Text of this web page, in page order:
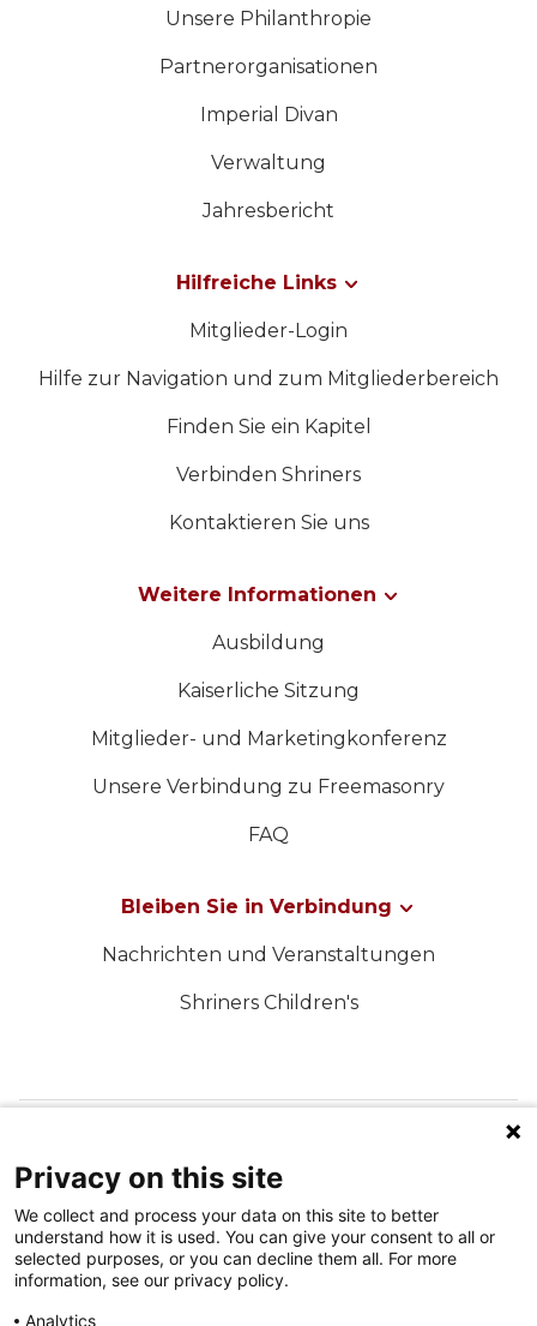
Unsere Philanthropie
Partnerorganisationen
Imperial Divan
Verwaltung
Jahresbericht
Hilfreiche Links
Mitglieder-Login
Hilfe zur Navigation und zum Mitgliederbereich
Finden Sie ein Kapitel
Verbinden Shriners
Kontaktieren Sie uns
Weitere Informationen
Ausbildung
Kaiserliche Sitzung
Mitglieder- und Marketingkonferenz
Unsere Verbindung zu Freemasonry
FAQ
Bleiben Sie in Verbindung
Nachrichten und Veranstaltungen
Shriners Children's
Privacy on this site
We collect and process your data on this site to better
understand how it is used. You can give your consent to all or
selected purposes, or you can decline them all. For more
information, see our privacy policy.
Analytics